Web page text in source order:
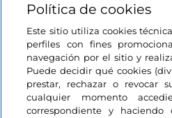
Estamos en contacto
Política de cookies
Este sitio utiliza cookies
perfiles con fines
navegación por el sitio y
Puede decidir qué cookies
prestar, rechazar o revocar
cualquier momento
correspondiente y haciendo